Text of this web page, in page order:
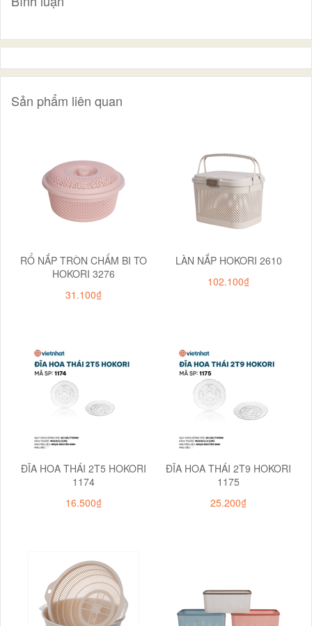
Sản phẩm liên quan
RỔ NẮP TRÒN CHẤM BI TO
HOKORI 3276
31.100₫
LÀN NẮP HOKORI 2610
102.100₫
ĐĨA HOA THÁI 2T5 HOKORI
1174
16.500₫
ĐĨA HOA THÁI 2T9 HOKORI
1175
25.200₫